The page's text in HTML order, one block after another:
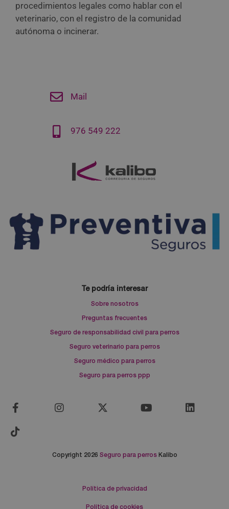
procedimientos legales como hablar con el
veterinario, con el registro de la comunidad
autónoma o incinerar.
Mail
976 549 222
Te podría interesar
Sobre nosotros
Preguntas frecuentes
Seguro de responsabilidad civil para perros
Seguro veterinario para perros
Seguro médico para perros
Seguro para perros ppp
Copyright 2026 Seguro para perrosKalibo
Política de privacidad
Política de cookies